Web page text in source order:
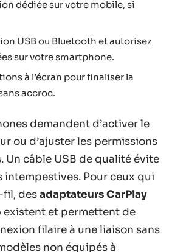
dédiée sur votre mobile, si
USB ou Bluetooth et autorisez
sur votre smartphone.
à l’écran pour finaliser la
accroc.
demandent d’activer le
ou d’ajuster les permissions
Un câble USB de qualité évite
intempestives. Pour ceux qui
fil, desadaptateurs CarPlay
existent et permettent de
filaire à une liaison sans
non équipés à